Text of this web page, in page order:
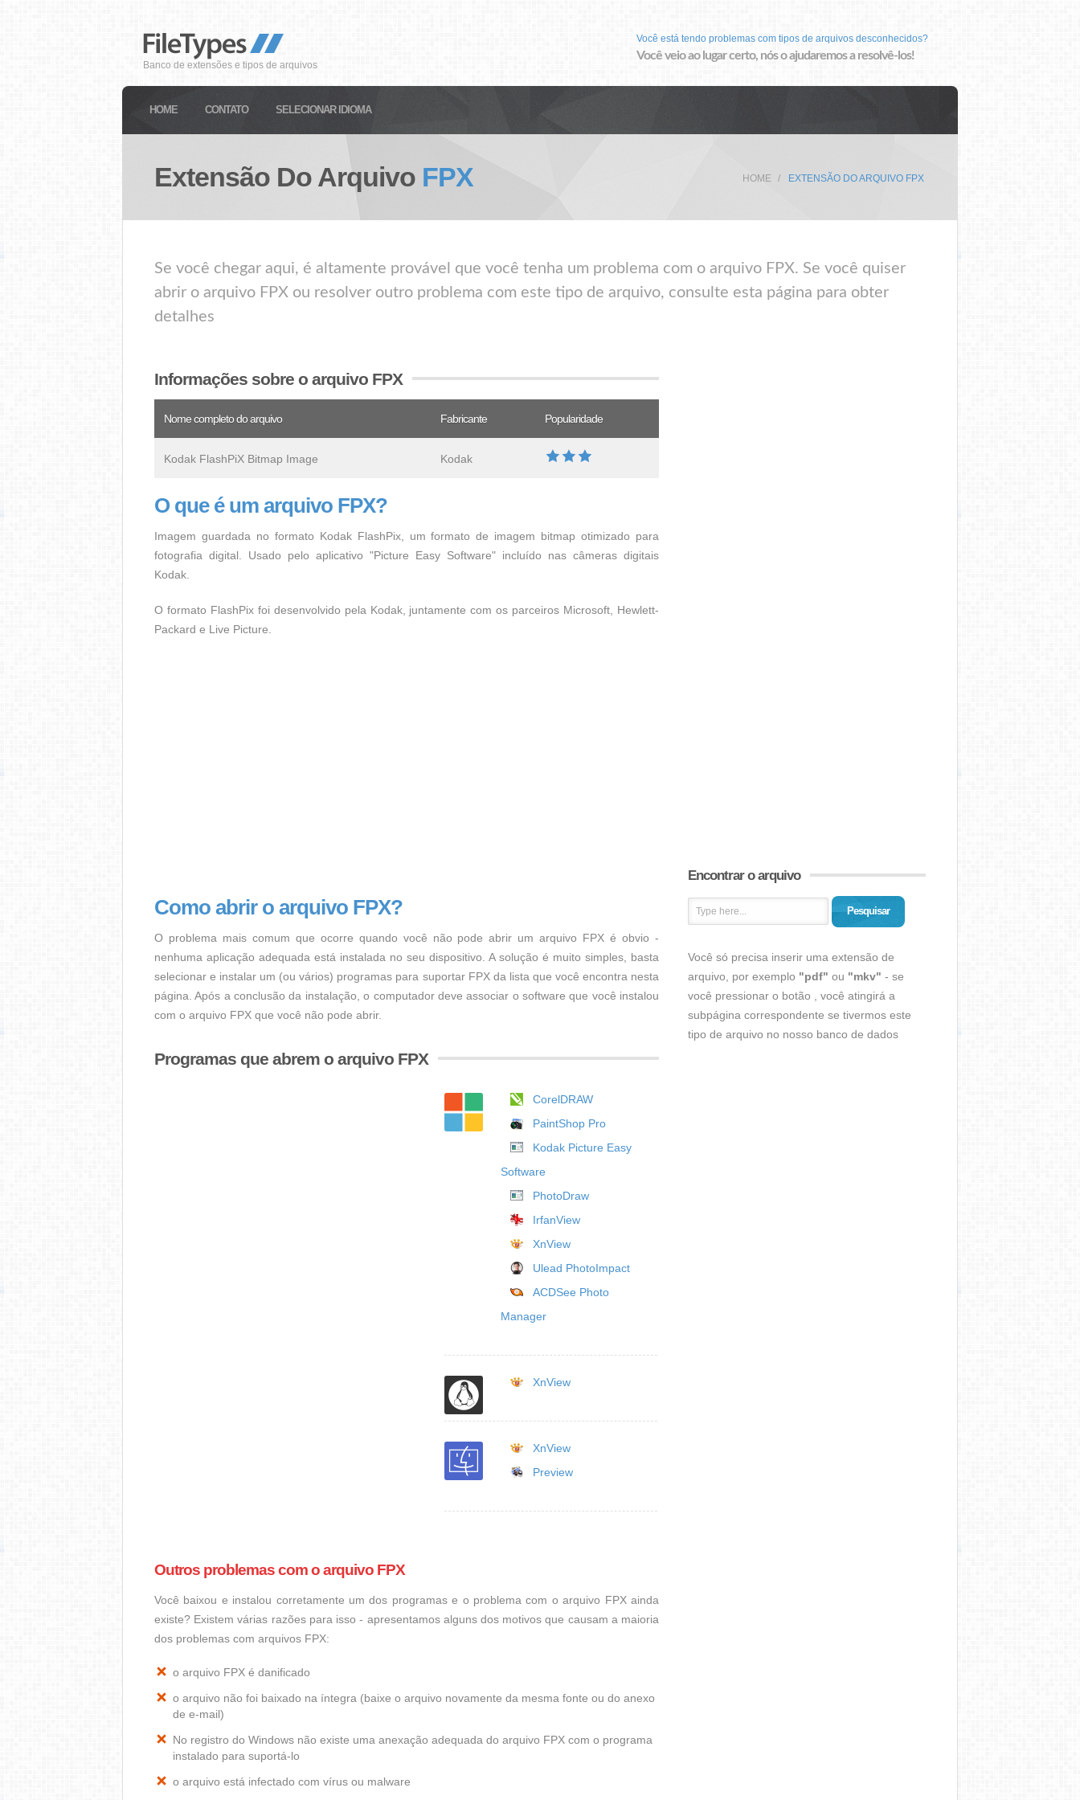
Banco de extensões e tipos de arquivos
Você está tendo problemas com tipos de arquivos desconhecidos?
Você veio ao lugar certo, nós o ajudaremos a resolvê-los!
HOME CONTATO SELECIONAR IDIOMA
Extensão Do Arquivo FPX HOME EXTENSÃO DO ARQUIVO FPX
Se você chegar aqui, é altamente provável que você tenha um problema com o arquivo FPX. Se você quiser
abrir o arquivo FPX ou resolver outro problema com este tipo de arquivo, consulte esta página para obter
detalhes
Informações sobre o arquivo FPX
Nome completo do arquivo Fabricante Popularidade
Kodak FlashPiX Bitmap Image Kodak
O que é um arquivo FPX?
Imagem guardada no formato Kodak FlashPix, um formato de imagem bitmap otimizado para
fotografia digital. Usado pelo aplicativo "Picture Easy Software" incluído nas câmeras digitais
Kodak.
O formato FlashPix foi desenvolvido pela Kodak, juntamente com os parceiros Microsoft, Hewlett-
Packard e Live Picture.
Como abrir o arquivo FPX?
O problema mais comum que ocorre quando você não pode abrir um arquivo FPX é obvio -
nenhuma aplicação adequada está instalada no seu dispositivo. A solução é muito simples, basta
selecionar e instalar um (ou vários) programas para suportar FPX da lista que você encontra nesta
página. Após a conclusão da instalação, o computador deve associar o software que você instalou
com o arquivo FPX que você não pode abrir.
Programas que abrem o arquivo FPX
CorelDRAW
PaintShop Pro
Kodak Picture Easy
Software
PhotoDraw
IrfanView
XnView
Ulead PhotoImpact
ACDSee Photo
Manager
XnView
XnView
Preview
Outros problemas com o arquivo FPX
Você baixou e instalou corretamente um dos programas e o problema com o arquivo FPX ainda
existe? Existem várias razões para isso - apresentamos alguns dos motivos que causam a maioria
dos problemas com arquivos FPX:
o arquivo FPX é danificado
o arquivo não foi baixado na íntegra (baixe o arquivo novamente da mesma fonte ou do anexo
de e-mail)
No registro do Windows não existe uma anexação adequada do arquivo FPX com o programa
instalado para suportá-lo
o arquivo está infectado com vírus ou malware
Encontrar o arquivo
Pesquisar
Você só precisa inserir uma extensão de
arquivo, por exemplo "pdf" ou "mkv" - se
você pressionar o botão , você atingirá a
subpágina correspondente se tivermos este
tipo de arquivo no nosso banco de dados